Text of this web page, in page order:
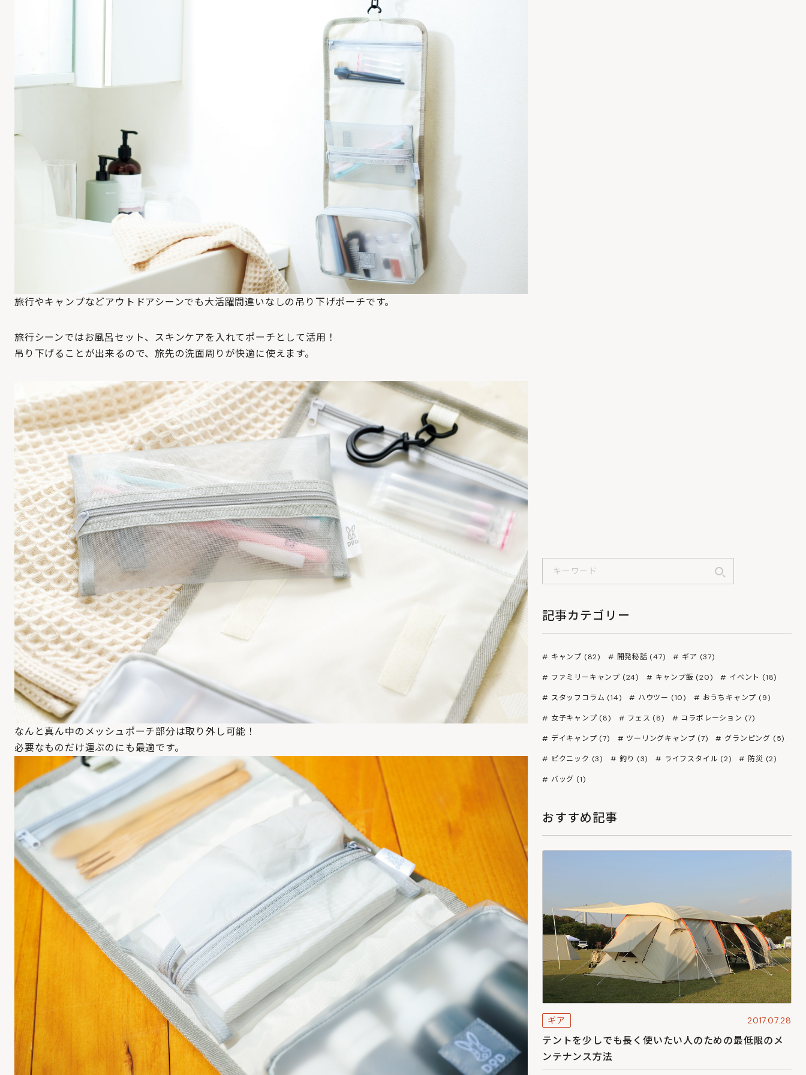
旅行やキャンプなどアウトドアシーンでも大活躍間違いなしの吊り下げポーチです。
旅行シーンではお風呂セット、スキンケアを入れてポーチとして活用！
吊り下げることが出来るので、旅先の洗面周りが快適に使えます。
なんと真ん中のメッシュポーチ部分は取り外し可能！
必要なものだけ運ぶのにも最適です。
記事カテゴリー
キャンプ (82) 開発秘話 (47) ギア (37)
ファミリーキャンプ (24) キャンプ飯 (20) イベント (18)
スタッフコラム (14) ハウツー (10) おうちキャンプ (9)
女子キャンプ (8) フェス (8) コラボレーション (7)
デイキャンプ (7) ツーリングキャンプ (7) グランピング (5)
ピクニック (3) 釣り (3) ライフスタイル (2) 防災 (2)
バッグ (1)
おすすめ記事
ギア 2017.07.28
テントを少しでも長く使いたい人のための最低限のメ
ンテナンス方法